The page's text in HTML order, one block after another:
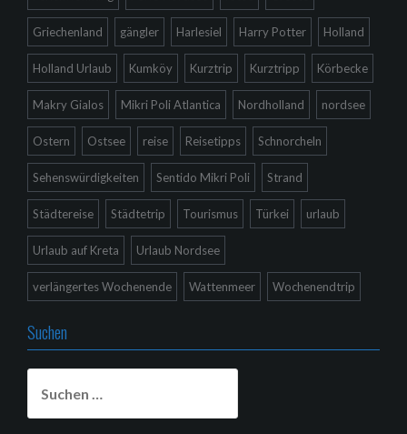
Griechenland gängler Harlesiel Harry Potter Holland
Holland Urlaub Kumköy Kurztrip Kurztripp Körbecke
Makry Gialos Mikri Poli Atlantica Nordholland nordsee
Ostern Ostsee reise Reisetipps Schnorcheln
Sehenswürdigkeiten Sentido Mikri Poli Strand
Städtereise Städtetrip Tourismus Türkei urlaub
Urlaub auf Kreta Urlaub Nordsee
verlängertes Wochenende Wattenmeer Wochenendtrip
Suchen
nach: